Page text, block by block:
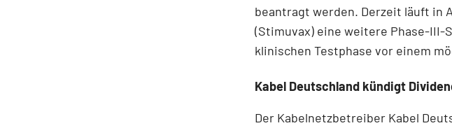
beantragt werden. Derzeit läuft in
(Stimuvax) eine weitere Phase-
klinischen Testphase vor einem
Kabel Deutschland kündigt
Der Kabelnetzbetreiber Kabel